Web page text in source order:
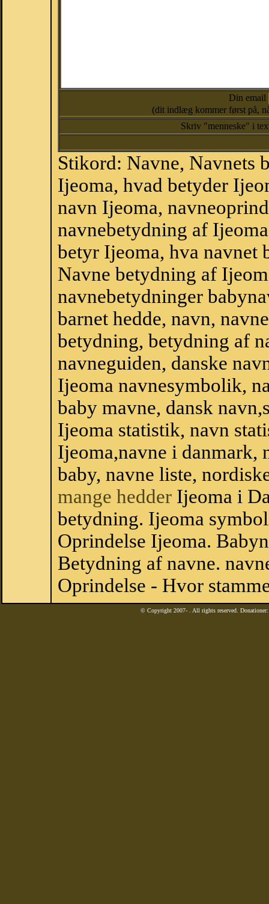
Din email
(dit indlæg kommer først på,
Skriv "menneske" i
Stikord: Navne, Navnets
Ijeoma, hvad betyder
navn Ijeoma,
navnebetydning af
betyr Ijeoma, hva navnet
Navne betydning af
navnebetydninger
barnet hedde, navn,
betydning, betydning af
navneguiden, danske
Ijeoma navnesymbolik,
baby mavne, dansk
Ijeoma statistik, navn
Ijeoma,navne i danmark,
baby, navne liste,
mange hedder Ijeoma i
betydning. Ijeoma
Oprindelse Ijeoma.
Betydning af navne.
Oprindelse - Hvor
© Copyright 2007- . All rights reserved.